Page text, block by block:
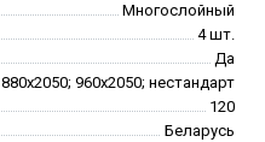
Многослойный
4 шт.
Да
880х2050; 960х2050; нестандарт
120
Беларусь